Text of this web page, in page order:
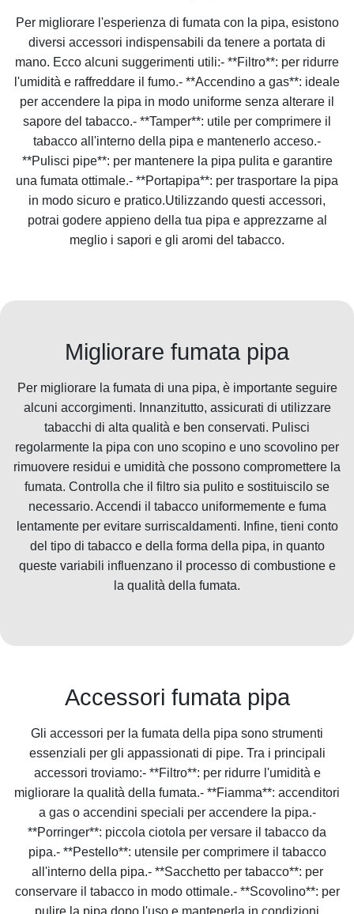
Per migliorare l'esperienza di fumata con la pipa, esistono
diversi accessori indispensabili da tenere a portata di
mano. Ecco alcuni suggerimenti utili:- **Filtro**: per ridurre
l'umidità e raffreddare il fumo.- **Accendino a gas**: ideale
per accendere la pipa in modo uniforme senza alterare il
sapore del tabacco.- **Tamper**: utile per comprimere il
tabacco all'interno della pipa e mantenerlo acceso.-
**Pulisci pipe**: per mantenere la pipa pulita e garantire
una fumata ottimale.- **Portapipa**: per trasportare la pipa
in modo sicuro e pratico.Utilizzando questi accessori,
potrai godere appieno della tua pipa e apprezzarne al
meglio i sapori e gli aromi del tabacco.
Migliorare fumata pipa
Per migliorare la fumata di una pipa, è importante seguire
alcuni accorgimenti. Innanzitutto, assicurati di utilizzare
tabacchi di alta qualità e ben conservati. Pulisci
regolarmente la pipa con uno scopino e uno scovolino per
rimuovere residui e umidità che possono compromettere la
fumata. Controlla che il filtro sia pulito e sostituiscilo se
necessario. Accendi il tabacco uniformemente e fuma
lentamente per evitare surriscaldamenti. Infine, tieni conto
del tipo di tabacco e della forma della pipa, in quanto
queste variabili influenzano il processo di combustione e
la qualità della fumata.
Accessori fumata pipa
Gli accessori per la fumata della pipa sono strumenti
essenziali per gli appassionati di pipe. Tra i principali
accessori troviamo:- **Filtro**: per ridurre l'umidità e
migliorare la qualità della fumata.- **Fiamma**: accenditori
a gas o accendini speciali per accendere la pipa.-
**Porringer**: piccola ciotola per versare il tabacco da
pipa.- **Pestello**: utensile per comprimere il tabacco
all'interno della pipa.- **Sacchetto per tabacco**: per
conservare il tabacco in modo ottimale.- **Scovolino**: per
pulire la pipa dopo l'uso e mantenerla in condizioni